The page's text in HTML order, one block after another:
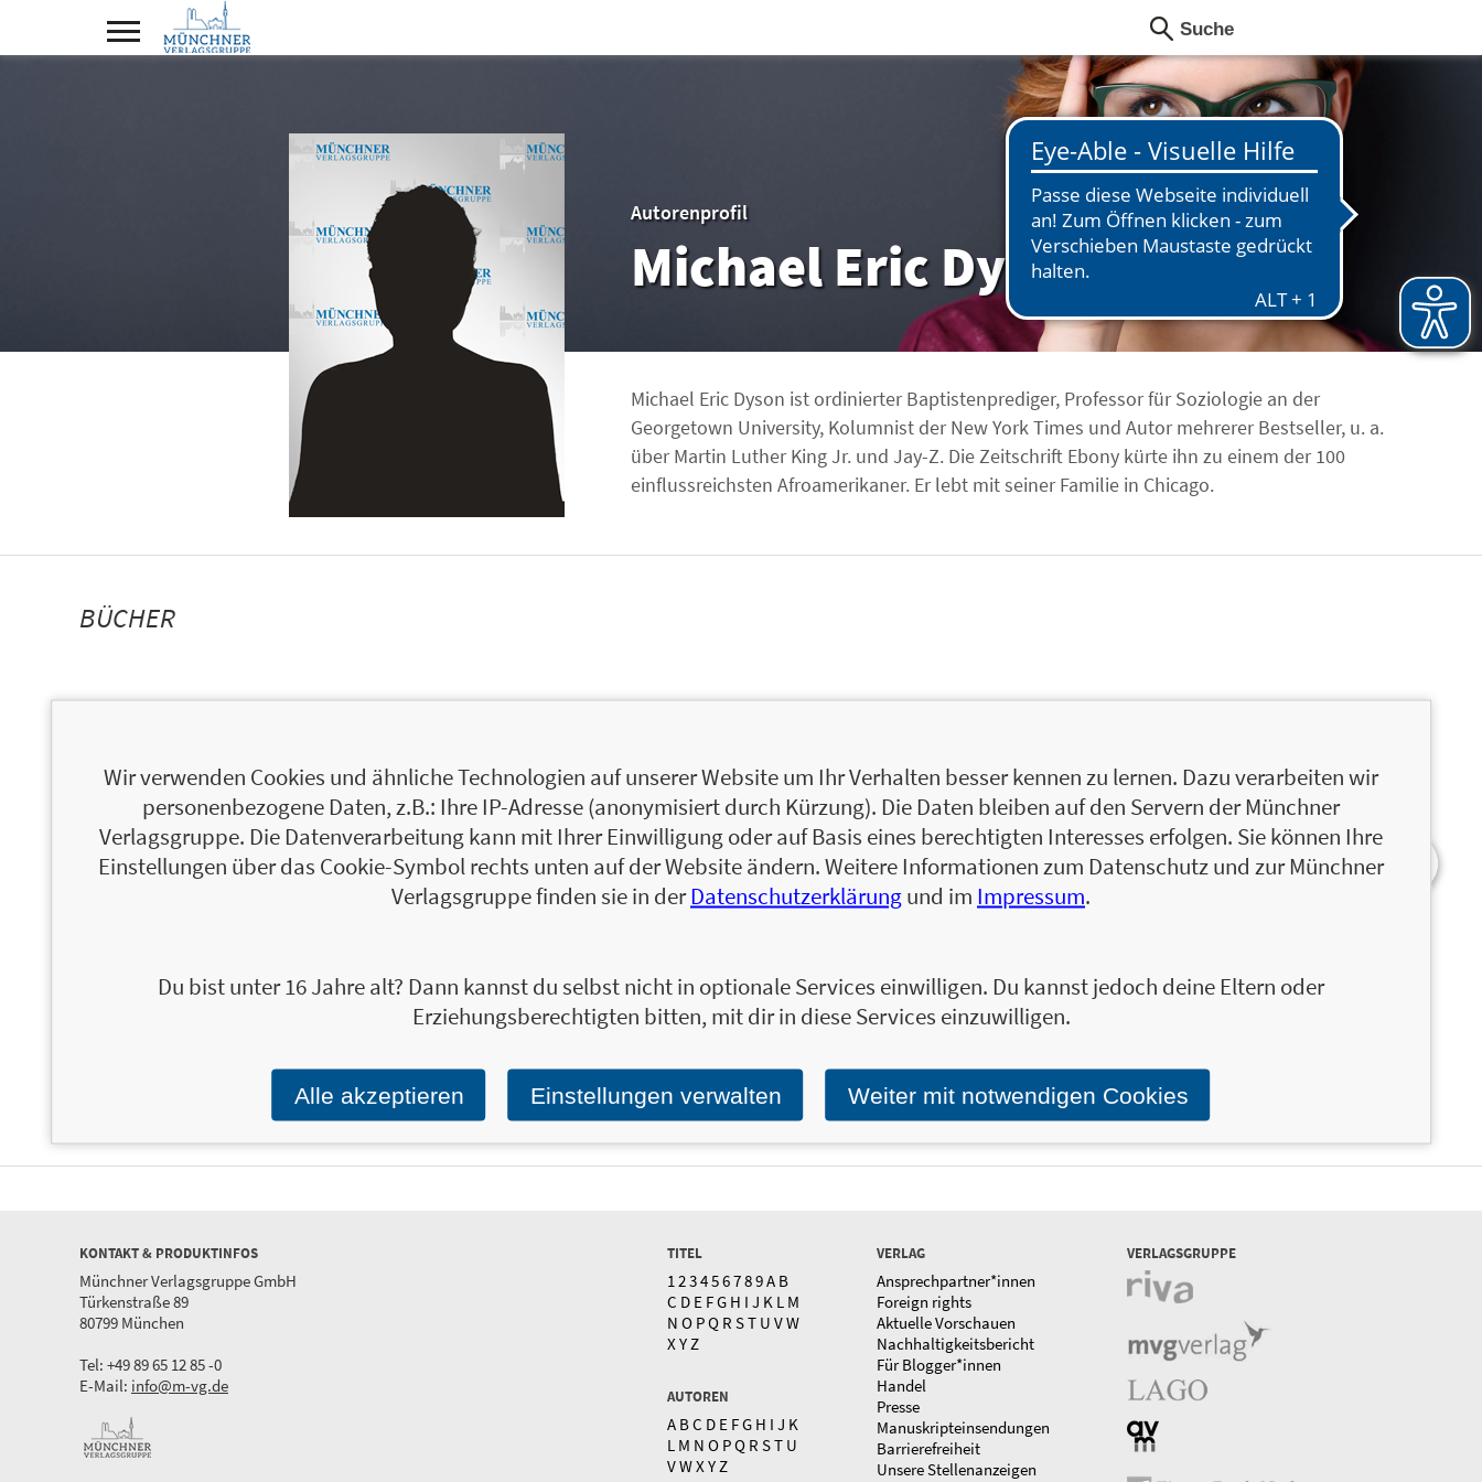
Autorenprofil
Michael Eric Dyson
Michael Eric Dyson ist ordinierter Baptistenprediger, Professor für Soziologie an der
Georgetown University, Kolumnist der New York Times und Autor mehrerer Bestseller, u. a.
über Martin Luther King Jr. und Jay-Z. Die Zeitschrift Ebony kürte ihn zu einem der 100
einflussreichsten Afroamerikaner. Er lebt mit seiner Familie in Chicago.
BÜCHER
KONTAKT & PRODUKTINFOS
Münchner Verlagsgruppe GmbH
Türkenstraße 89
80799 München
Tel: +49 89 65 12 85 -0
E-Mail: info@m-vg.de
TITEL
1 23456789A B
C D E FG H I J K L M
N O PQ R ST U VW
X Y Z
AUTOREN
A BC D E FG H I J K
L M N O PQ R ST U
VWX Y Z
VERLAG
Ansprechpartner*innen
Foreign rights
Aktuelle Vorschauen
Nachhaltigkeitsbericht
Für Blogger*innen
Handel
Presse
Manuskripteinsendungen
Barrierefreiheit
Unsere Stellenanzeigen
VERLAGSGRUPPE
Wir verwenden Cookies und ähnliche Technologien auf unserer Website um Ihr Verhalten besser kennen zu lernen. Dazu verarbeiten wir
personenbezogene Daten, z.B.: Ihre IP-Adresse (anonymisiert durch Kürzung). Die Daten bleiben auf den Servern der Münchner
Verlagsgruppe. Die Datenverarbeitung kann mit Ihrer Einwilligung oder auf Basis eines berechtigten Interesses erfolgen. Sie können Ihre
Einstellungen über das Cookie-Symbol rechts unten auf der Website ändern. Weitere Informationen zum Datenschutz und zur Münchner
Verlagsgruppe finden sie in derDatenschutzerklärungund im Impressum.
Du bist unter 16 Jahre alt? Dann kannst du selbst nicht in optionale Services einwilligen. Du kannst jedoch deine Eltern oder
Erziehungsberechtigten bitten, mit dir in diese Services einzuwilligen.
Alle akzeptieren Einstellungen verwalten Weiter mit notwendigen Cookies